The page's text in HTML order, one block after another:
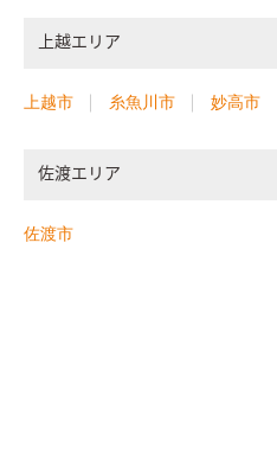
上越エリア
上越市 糸魚川市 妙高市
佐渡エリア
佐渡市